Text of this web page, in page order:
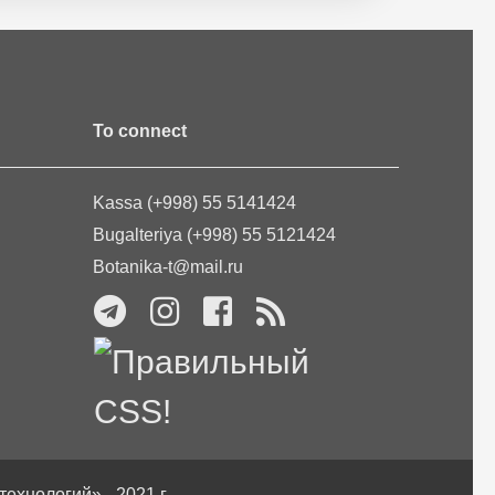
To connect
Kassa (+998) 55 5141424
Bugalteriya (+998) 55 5121424
Botanika-t@mail.ru